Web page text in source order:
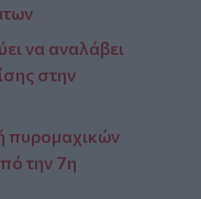
να αναλάβει
στην
πυρομαχικών
την 7η